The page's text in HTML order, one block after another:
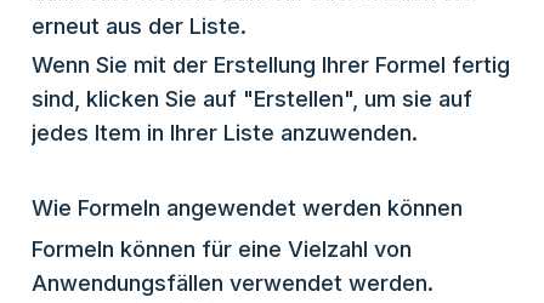
erneut aus der Liste.
Wenn Sie mit der Erstellung Ihrer Formel fertig
sind, klicken Sie auf "Erstellen", um sie auf
jedes Item in Ihrer Liste anzuwenden.
Wie Formeln angewendet werden können
Formeln können für eine Vielzahl von
Anwendungsfällen verwendet werden.